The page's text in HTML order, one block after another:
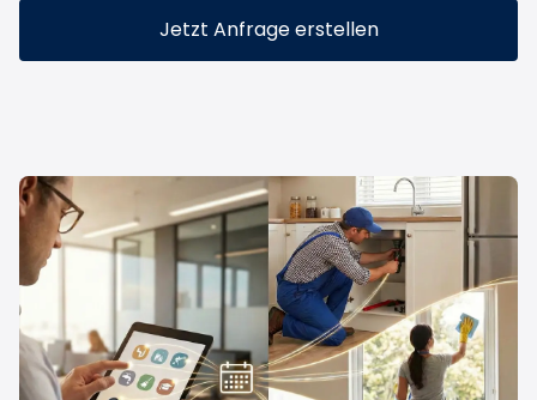
Jetzt Anfrage erstellen